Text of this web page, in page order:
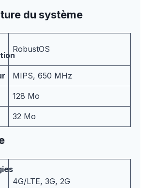
du système
RobustOS
MIPS, 650 MHz
128 Mo
32 Mo
4G/LTE, 3G, 2G